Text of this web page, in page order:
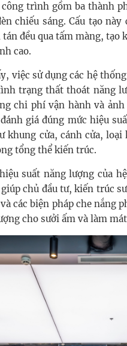
trình gồm ba thành
chiếu sáng. Cấu tạo
tán đều qua tấm màng,
cao.
việc sử dụng các hệ
trạng thất thoát năng
chi phí vận hành và
giá đúng mức hiệu
khung cửa, cánh cửa,
tổng thể kiến trúc.
suất năng lượng của
chủ đầu tư, kiến trúc
các biện pháp che nắng
cho sưởi ấm và làm